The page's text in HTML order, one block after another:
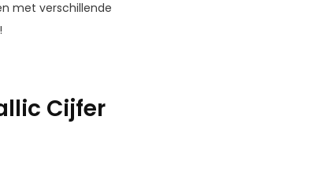
met verschillende
Cijfer